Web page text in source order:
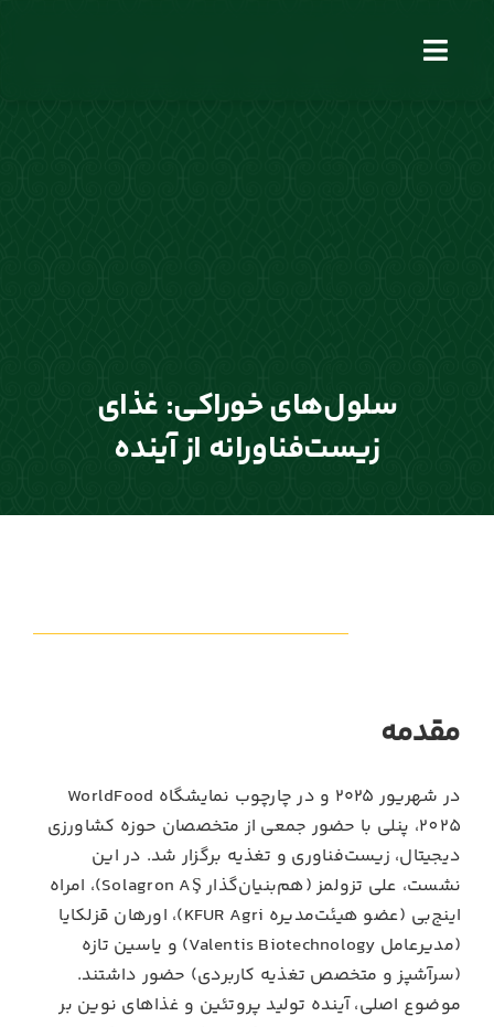
Toggle
سلول‌های خوراکی: غذای
زیست‌فناورانه از آینده
مقدمه
در شهریور ۲۰۲۵ و در چارچوب نمایشگاه WorldFood
2025، پنلی با حضور جمعی از متخصصان حوزه کشاورزی
دیجیتال، زیست‌فناوری و تغذیه برگزار شد. در این
نشست، علی تزولمز (هم‌بنیان‌گذار Solagron AŞ)، امراه
اینج‌بی (عضو هیئت‌مدیره KFUR Agri)، اورهان قزلکایا
(مدیرعامل Valentis Biotechnology) و یاسین تازه
(سرآشپز و متخصص تغذیه کاربردی) حضور داشتند.
موضوع اصلی، آینده تولید پروتئین و غذاهای نوین بر